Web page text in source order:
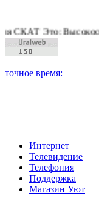
Это:
Интернет
Телевидение
Телефония
Поддержка
Магазин Уют